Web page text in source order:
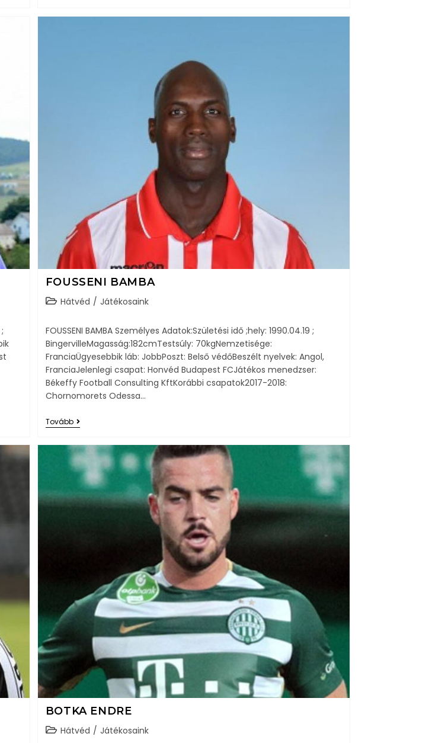
FOUSSENI BAMBA
Hátvéd / Játékosaink
FOUSSENI BAMBA Személyes Adatok:Születési idő ;hely: 1990.04.19 ;
BingervilleMagasság:182cmTestsúly: 70kgNemzetisége:
FranciaÜgyesebbik láb: JobbPoszt: Belső védőBeszélt nyelvek: Angol,
FranciaJelenlegi csapat: Honvéd Budapest FCJátékos menedzser:
Békeffy Football Consulting KftKorábbi csapatok2017-2018:
Chornomorets Odessa…
Tovább
BOTKA ENDRE
Hátvéd / Játékosaink